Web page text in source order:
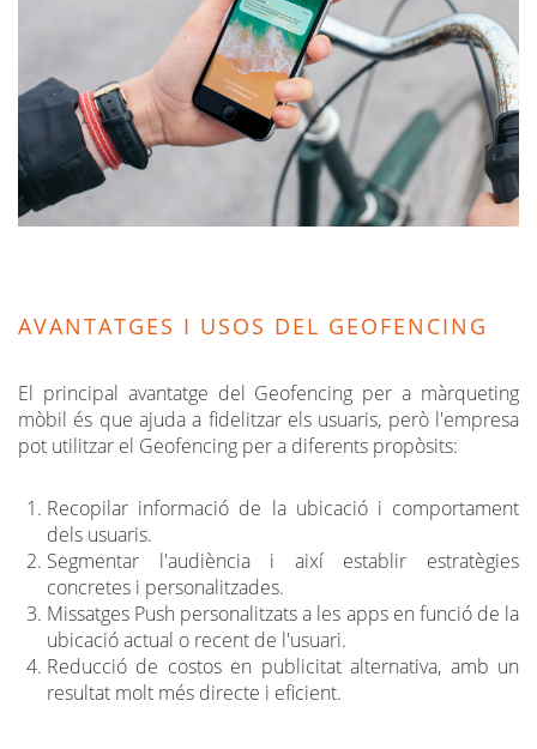
AVANTATGES I USOS DEL GEOFENCING
El principal avantatge del Geofencing per a màrqueting
mòbil és que ajuda a fidelitzar els usuaris, però l'empresa
pot utilitzar el Geofencing per a diferents propòsits:
Recopilar informació de la ubicació i comportament
dels usuaris.
Segmentar l'audiència i així establir estratègies
concretes i personalitzades.
Missatges Push personalitzats a les apps en funció de la
ubicació actual o recent de l'usuari.
Reducció de costos en publicitat alternativa, amb un
resultat molt més directe i eficient.